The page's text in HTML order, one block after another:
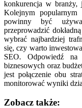
konkurencja w branży,
Kolejnym
powinny być
przeprowadzić
wybrać najbardziej
się, czy warto
SEO. Odpowiedź
biznesowych oraz
jest połączenie obu
monitorować wyniki
Zobacz także: